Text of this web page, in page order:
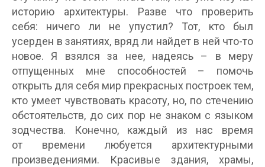
историю архитектуры. Разве что проверить
себя: ничего ли не упустил? Тот, кто был
усерден в занятиях, вряд ли найдет в ней что-то
новое. Я взялся за нее, надеясь – в меру
отпущенных мне способностей – помочь
открыть для себя мир прекрасных построек тем,
кто умеет чувствовать красоту, но, по стечению
обстоятельств, до сих пор не знаком с языком
зодчества. Конечно, каждый из нас время
от времени любуется архитектурными
произведениями. Красивые здания, храмы,